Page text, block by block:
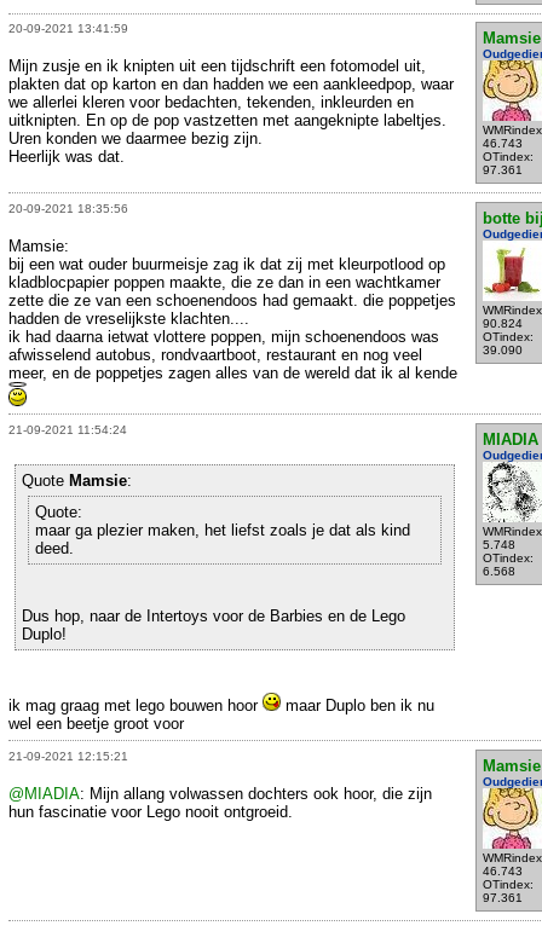
20-09-2021 13:41:59
Mamsie
46.743
OTindex:
97.361
Mijn zusje en ik knipten uit een tijdschrift een fotomodel uit,
plakten dat op karton en dan hadden we een aankleedpop, waar
we allerlei kleren voor bedachten, tekenden, inkleurden en
uitknipten. En op de pop vastzetten met aangeknipte labeltjes.
Uren konden we daarmee bezig zijn.
Heerlijk was dat.
20-09-2021 18:35:56
botte
90.824
OTindex:
39.090
Mamsie:
bij een wat ouder buurmeisje zag ik dat zij met kleurpotlood op
kladblocpapier poppen maakte, die ze dan in een wachtkamer
zette die ze van een schoenendoos had gemaakt. die poppetjes
hadden de vreselijkste klachten....
ik had daarna ietwat vlottere poppen, mijn schoenendoos was
afwisselend autobus, rondvaartboot, restaurant en nog veel
meer, en de poppetjes zagen alles van de wereld dat ik al kende
21-09-2021 11:54:24
MIADIA
5.748
OTindex:
6.568
Quote Mamsie:
Quote:
maar ga plezier maken, het liefst zoals je dat als kind
deed.
Dus hop, naar de Intertoys voor de Barbies en de Lego
Duplo!
ik mag graag met lego bouwen hoor
maar Duplo ben ik nu
wel een beetje groot voor
21-09-2021 12:15:21
Mamsie
46.743
OTindex:
97.361
@MIADIA: Mijn allang volwassen dochters ook hoor, die zijn
hun fascinatie voor Lego nooit ontgroeid.